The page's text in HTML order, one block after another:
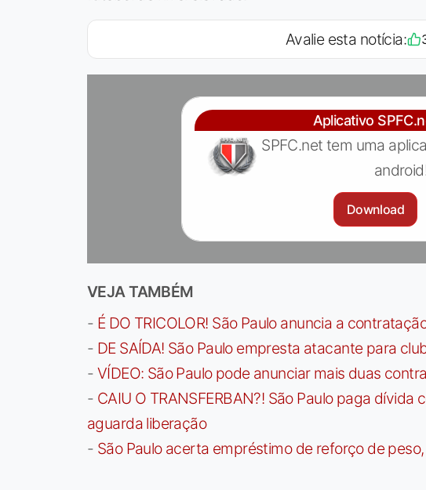
Avalie esta notícia:
Aplicativo
SPFC.net tem uma
Download
VEJA TAMBÉM
- É DO TRICOLOR! São Paulo anuncia a
- DE SAÍDA! São Paulo empresta atacante para
- VÍDEO: São Paulo pode anunciar mais duas
- CAIU O TRANSFERBAN?! São Paulo paga
aguarda liberação
- São Paulo acerta empréstimo de reforço de